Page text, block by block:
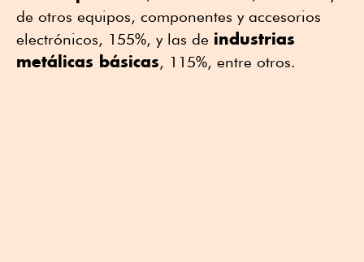
de otros equipos, componentes y accesorios
electrónicos, 155%, y las de industrias
metálicas básicas, 115%, entre otros.